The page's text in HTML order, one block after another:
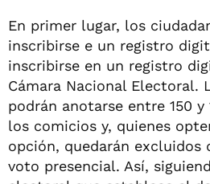
En primer lugar, los
inscribirse e un registro
inscribirse en un registro
Cámara Nacional Electoral.
podrán anotarse entre 150 y
los comicios y, quienes
opción, quedarán excluidos
voto presencial. Así,